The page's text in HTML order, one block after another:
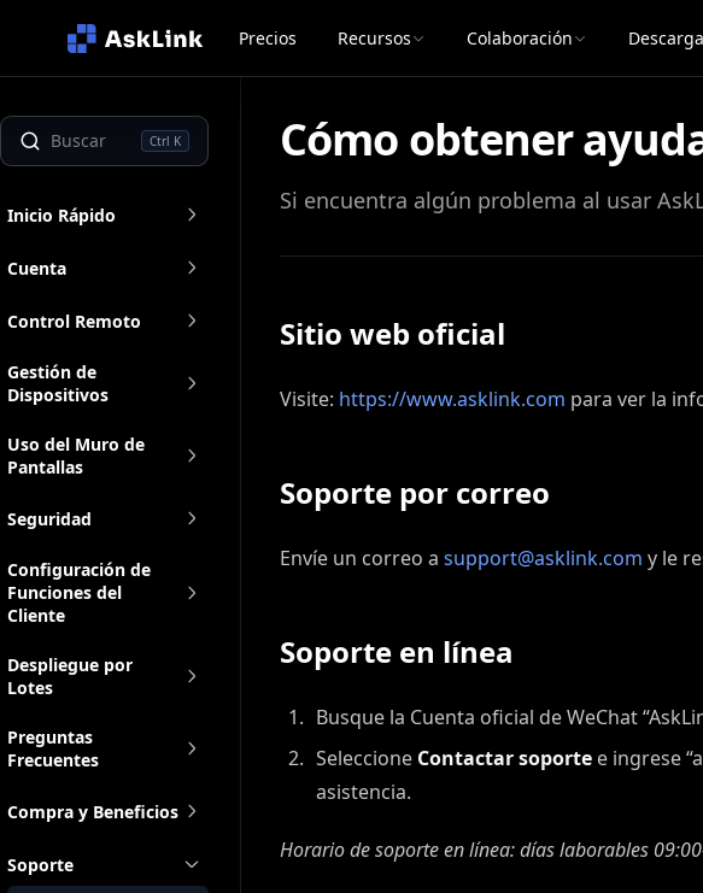
Precios Recursos Colaboración
Ctrl K
Inicio Rápido
Cuenta
Control Remoto
Gestión de
Dispositivos
Uso del Muro de
Pantallas
Seguridad
Configuración de
Funciones del
Cliente
Despliegue por
Lotes
Preguntas
Frecuentes
Compra y Beneficios
Soporte
Cómo obtener
Si encuentra algún problema al usar
Sitio web oficial
Visite: https://www.asklink.com para ver la
Soporte por correo
Envíe un correo a support@asklink.com y le
Soporte en línea
Busque la Cuenta oficial de WeChat
Seleccione Contactar soporte e ingrese
asistencia.
Horario de soporte en línea: días laborables